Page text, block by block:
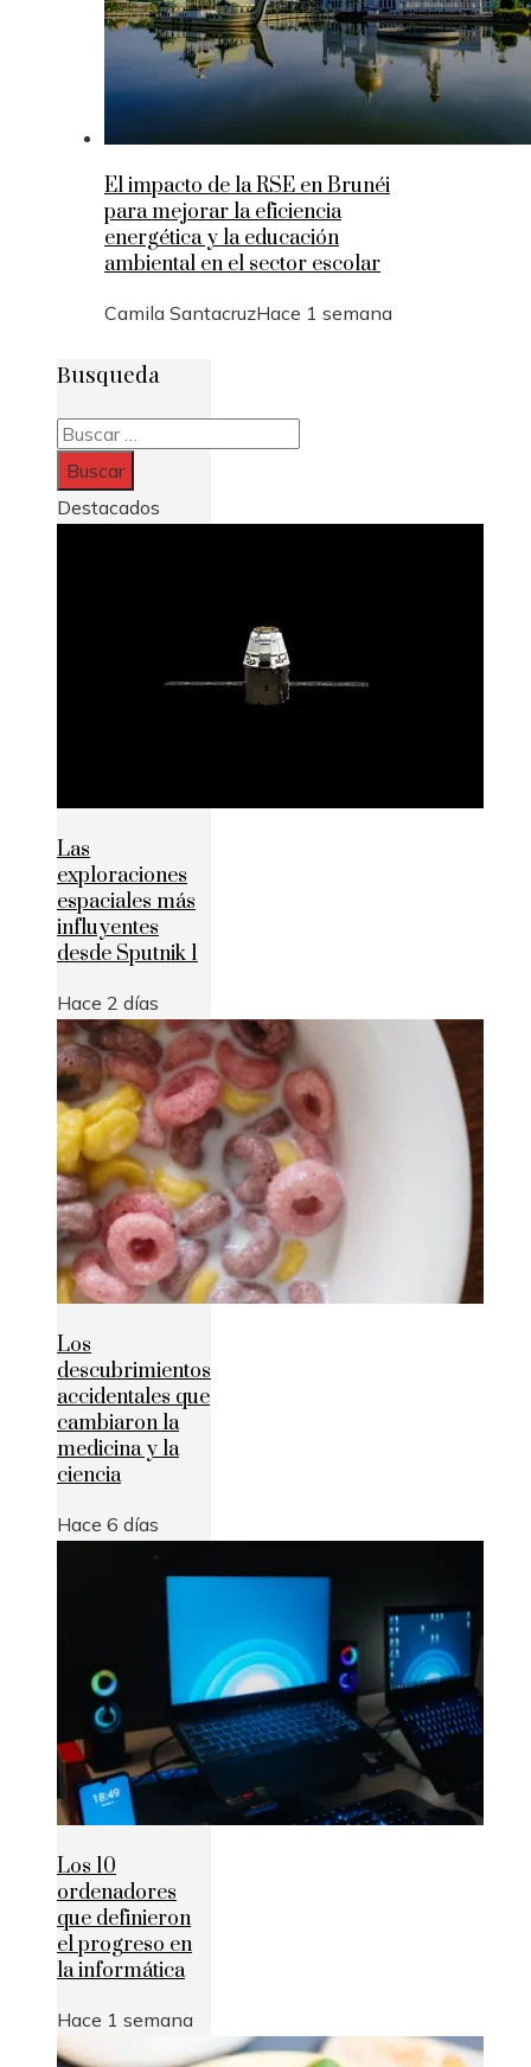
El impacto de la RSE en Brunéi
para mejorar la eficiencia
energética y la educación
ambiental en el sector escolar
Camila SantacruzHace 1 semana
Busqueda
Buscar:
Destacados
Las
exploraciones
espaciales más
influyentes
desde Sputnik 1
Hace 2 días
Los
descubrimientos
accidentales que
cambiaron la
medicina y la
ciencia
Hace 6 días
Los 10
ordenadores
que definieron
el progreso en
la informática
Hace 1 semana